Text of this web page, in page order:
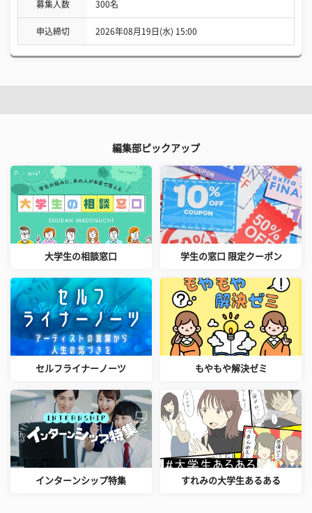
募集人数 300名
申込締切 2026年08月19日(水) 15:00
編集部ピックアップ
大学生の相談窓口 学生の窓口 限定クーポン
セルフライナーノーツ もやもや解決ゼミ
インターンシップ特集 すれみの大学生あるある